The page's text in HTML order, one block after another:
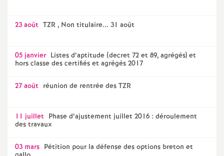
23 août TZR , Non titulaire... 31 août
05 janvier Listes d’aptitude (decret 72 et 89, agrégés) et
hors classe des certifiés et agrégés 2017
27 août réunion de rentrée des TZR
11 juillet Phase d’ajustement juillet 2016 : déroulement
des travaux
03 mars Pétition pour la défense des options breton et